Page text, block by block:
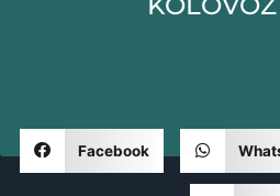
Facebook